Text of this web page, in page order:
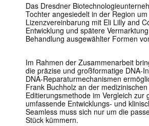
Das Dresdner
Tochter angesiedelt in der Region
Lizenzvereinbarung mit Eli Lilly and
Entwicklung und spätere
Behandlung ausgewählter Formen
Im Rahmen der Zusammenarbeit
die präzise und großformatige DNA-
DNA-Reparaturmechanismen
Frank Buchholz an der
Editierungsmethode im Vergleich zur
umfassende Entwicklungs- und
Seamless muss sich nur um die
Stück kümmern.